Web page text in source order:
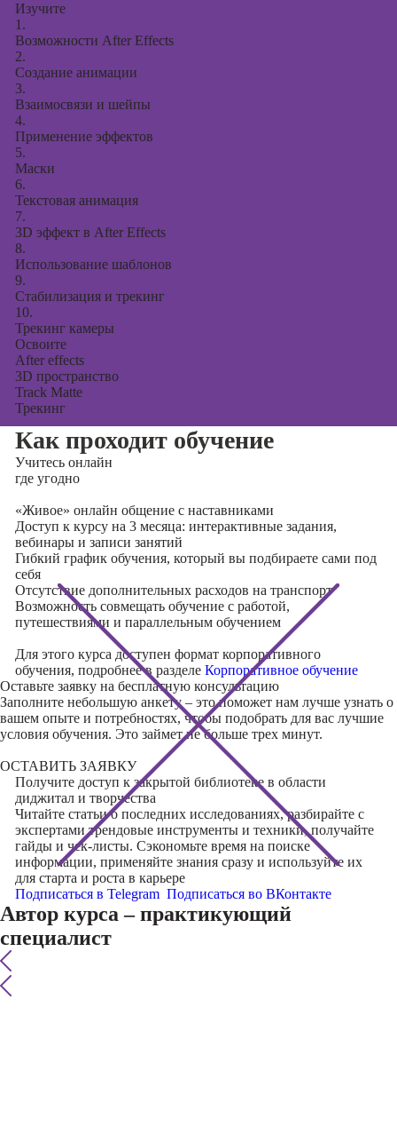
Изучите
1.
Возможности After Effects
2.
Создание анимации
3.
Взаимосвязи и шейпы
4.
Применение эффектов
5.
Маски
6.
Текстовая анимация
7.
3D эффект в After Effects
8.
Использование шаблонов
9.
Стабилизация и трекинг
10.
Трекинг камеры
Освоите
After effects
3D пространство
Track Matte
Трекинг
Как проходит обучение
Учитесь онлайн
где угодно
«Живое» онлайн общение с наставниками
Доступ к курсу на 3 месяца: интерактивные задания,
вебинары и записи занятий
Гибкий график обучения, который вы подбираете сами под
себя
Отсутствие дополнительных расходов на транспорт
Возможность совмещать обучение с работой,
путешествиями и параллельным обучением
Для этого курса доступен формат корпоративного
обучения, подробнее в разделе Корпоративное обучение
Оставьте заявку на бесплатную консультацию
Заполните небольшую анкету – это поможет нам лучше узнать о
вашем опыте и потребностях, чтобы подобрать для вас лучшие
условия обучения. Это займет не больше трех минут.
ОСТАВИТЬ ЗАЯВКУ
Получите доступ к закрытой библиотекев области
диджитал и творчества
Читайте статьи о последних исследованиях, разбирайте с
экспертами трендовые инструменты и техники, получайте
гайды и чек-листы. Сэкономьте время на поиске
информации, применяйте знания сразу и используйте их
для старта и роста в карьере
Подписаться в Telegram Подписаться во ВКонтакте
Автор курса – практикующий
специалист